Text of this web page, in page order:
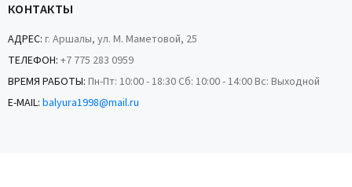
КОНТАКТЫ
АДРЕС: г. Аршалы, ул. М. Маметовой, 25
ТЕЛЕФОН: +7 775 283 0959
ВРЕМЯ РАБОТЫ: Пн-Пт: 10:00 - 18:30 Сб: 10:00 - 14:00 Вс: Выходной
E-MAIL: balyura1998@mail.ru